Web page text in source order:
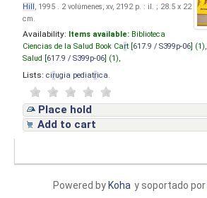
Hill, 1995 . 2 volúmenes, xv, 2192 p. : il. ; 28.5 x 22
cm.
Availability: Items available: Biblioteca
Ciencias de la Salud Book Cart [ 617.9 / S399p-06 ] (1),
Salud [ 617.9 / S399p-06 ] (1),
Lists: cirugia pediatrica
Place hold
Add to cart
y soportado por
Powered by Koha